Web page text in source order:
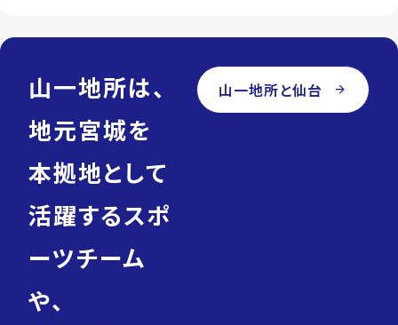
山一地所は、
地元宮城を
本拠地として
活躍するスポ
ーツチーム
や、
山一地所と仙台 arrow_forward